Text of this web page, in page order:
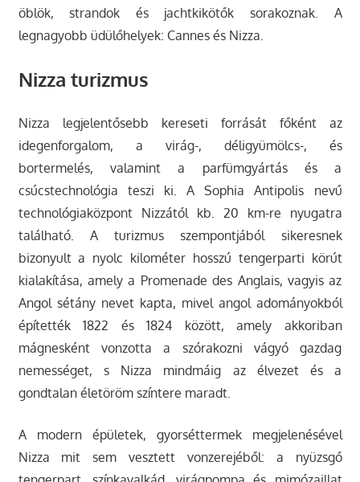
öblök, strandok és jachtkikötők sorakoznak. A
legnagyobb üdülőhelyek: Cannes és Nizza.
Nizza turizmus
Nizza legjelentősebb kereseti forrását főként az
idegenforgalom, a virág-, déligyümölcs-, és
bortermelés, valamint a parfümgyártás és a
csúcstechnológia teszi ki. A Sophia Antipolis nevű
technológiaközpont Nizzától kb. 20 km-re nyugatra
található. A turizmus szempontjából sikeresnek
bizonyult a nyolc kilométer hosszú tengerparti körút
kialakítása, amely a Promenade des Anglais, vagyis az
Angol sétány nevet kapta, mivel angol adományokból
építették 1822 és 1824 között, amely akkoriban
mágnesként vonzotta a szórakozni vágyó gazdag
nemességet, s Nizza mindmáig az élvezet és a
gondtalan életöröm színtere maradt.
A modern épületek, gyorséttermek megjelenésével
Nizza mit sem vesztett vonzerejéből: a nyüzsgő